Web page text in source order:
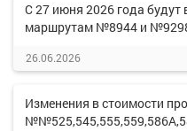
С 27 июня 2026 года
маршрутам №8944 и
26.06.2026
Изменения в стоимости